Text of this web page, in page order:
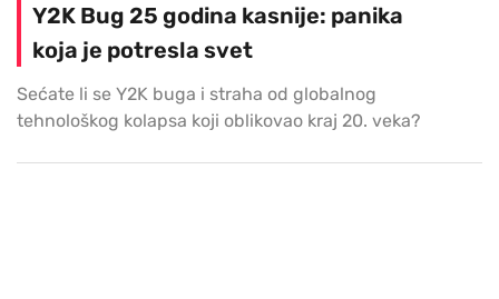
Y2K Bug 25 godina kasnije: panika
koja je potresla svet
Sećate li se Y2K buga i straha od globalnog
tehnološkog kolapsa koji oblikovao kraj 20. veka?